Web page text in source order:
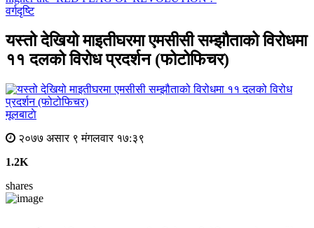
वर्गदृष्टि
यस्तो देखियो माइतीघरमा एमसीसी सम्झौताको विरोधमा
११ दलको विरोध प्रदर्शन (फोटोफिचर)
मूलबाटाे
२०७७ असार ९ मंगलवार १७:३९
1.2K
shares